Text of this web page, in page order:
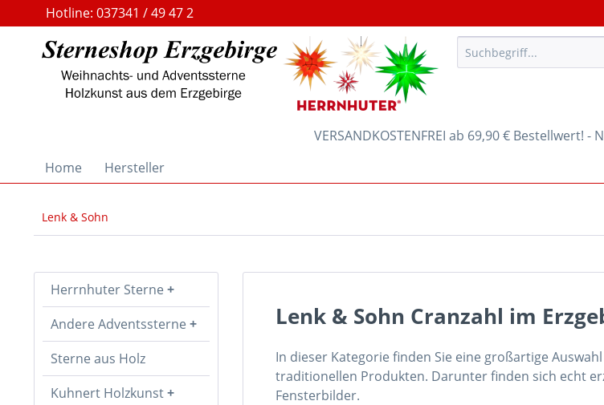
Hotline: 037341 / 49 47 2
VERSANDKOSTENFREI ab 69,90 € Bestellwert!
Home
Hersteller
Lenk & Sohn
Herrnhuter Sterne
Andere Adventssterne
Sterne aus Holz
Kuhnert Holzkunst
Lenk & Sohn Cranzahl im
In dieser Kategorie finden Sie eine großartige
traditionellen Produkten. Darunter finden sich echt
Fensterbilder.